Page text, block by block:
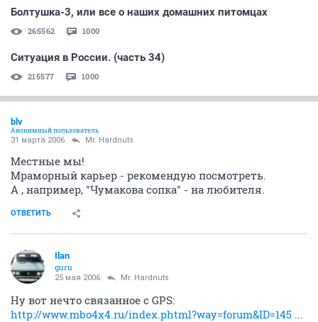
Болтушка-3, или все о наших домашних питомцах
265562 1000
Ситуация в России. (часть 34)
215577 1000
blv
Анонимный пользователь
31 марта 2006 Mr. Hardnuts
Местные мы!
Мраморный карьер - рекомендую посмотреть.
А , например, "Чумакова сопка" - на любителя.
ОТВЕТИТЬ
Ilan
guru
25 мая 2006 Mr. Hardnuts
Ну вот нечто связанное с GPS:
http://www.mbo4x4.ru/index.phtml?way=forum&ID=145 ...